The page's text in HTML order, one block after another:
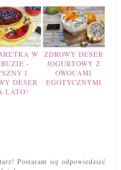
W
-
I
DESER
LATO!
ZDROWY DESER
JOGURTOWY Z
OWOCAMI
EGOTYCZNYMI
Postaram się odpowiedzieć